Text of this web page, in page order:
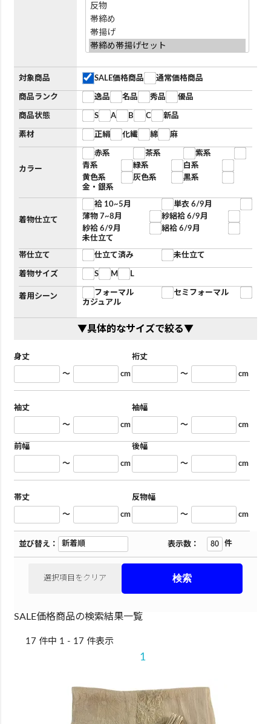
対象商品 SALE価格商品 通常価格商品
商品ランク 逸品 名品 秀品 優品
商品状態 S A B C 新品
素材 正絹 化繊 綿 麻
カラー
赤系 茶系
紫系
青系
緑系
白系
黄色系
灰色系
黒系
金・銀系
着物仕立て
袷 10~5月
単衣 6/9月
薄物 7~8月
紗絽袷 6/9月
紗袷 6/9月
絽袷 6/9月
未仕立て
帯仕立て 仕立て済み 未仕立て
着物サイズ S M L
着用シーン フォーマル
セミフォーマル
カジュアル
▼具体的なサイズで絞る▼
身丈
～ cm
裄丈
～ cm
袖丈
～ cm
袖幅
～ cm
前幅
～ cm
後幅
～ cm
帯丈
～ cm
反物幅
～ cm
並び替え： 表示数： 件
選択項目をクリア
SALE価格商品の検索結果一覧
17 件中 1 - 17 件表示
1